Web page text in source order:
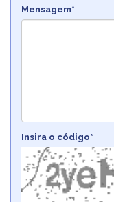
Mensagem*
Insira o código*